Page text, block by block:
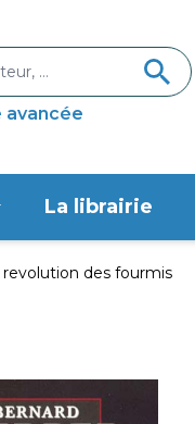
avancée
La librairie
revolution des fourmis